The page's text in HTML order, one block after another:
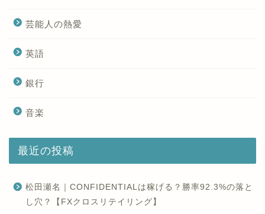
芸能人の熱愛
英語
銀行
音楽
最近の投稿
松田瀬名｜CONFIDENTIALは稼げる？勝率92.3%の落と
し穴？【FXクロスリテイリング】